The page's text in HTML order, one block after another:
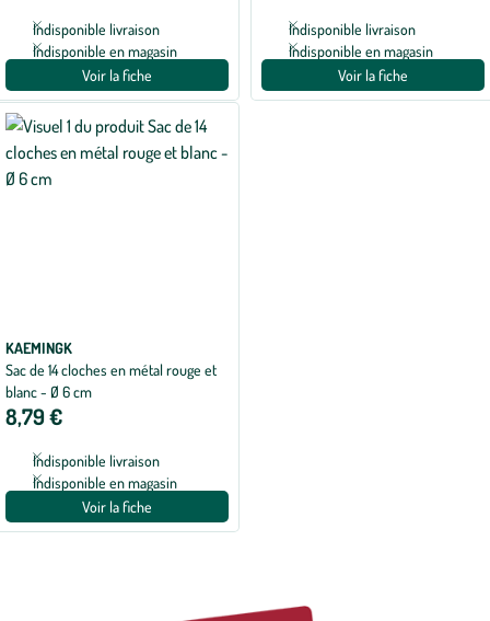
Indisponible livraison
Indisponible en magasin
Voir la fiche
Indisponible livraison
Indisponible en magasin
Voir la fiche
KAEMINGK
Sac de 14 cloches en métal rouge et
blanc - Ø 6 cm
8,79 €
Indisponible livraison
Indisponible en magasin
Voir la fiche